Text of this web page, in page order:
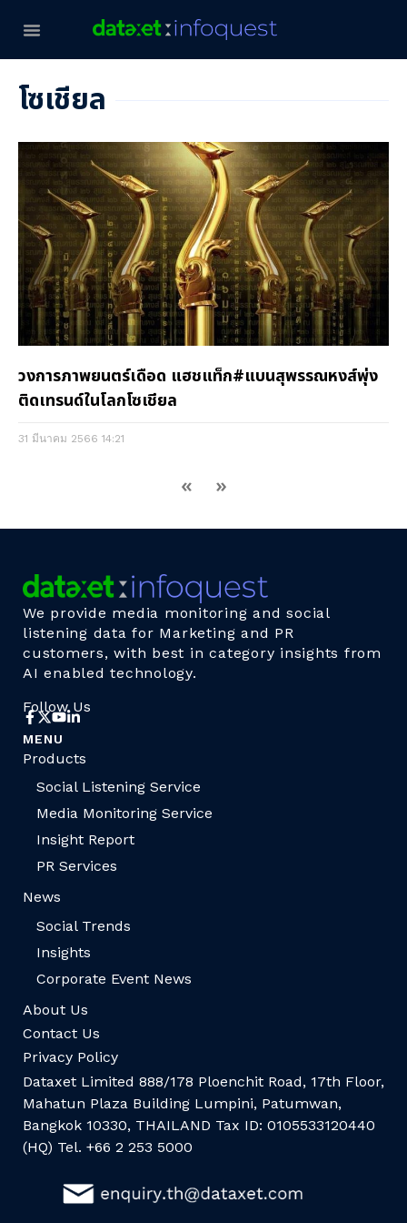
โซเชียล
วงการภาพยนตร์เดือด แฮชแท็ก#แบนสุพรรณหงส์พุ่ง
ติดเทรนด์ในโลกโซเชียล
31 มีนาคม 2566 14:21
« »
We provide media monitoring and social
listening data for Marketing and PR
customers, with best in category insights from
AI enabled technology.
Follow Us
MENU
Products
Social Listening Service
Media Monitoring Service
Insight Report
PR Services
News
Social Trends
Insights
Corporate Event News
About Us
Contact Us
Privacy Policy
Dataxet Limited 888/178 Ploenchit Road, 17th Floor,
Mahatun Plaza Building Lumpini, Patumwan,
Bangkok 10330, THAILAND Tax ID: 0105533120440
(HQ) Tel. +66 2 253 5000